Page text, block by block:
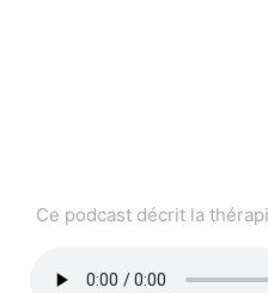
Ce podcast décrit la